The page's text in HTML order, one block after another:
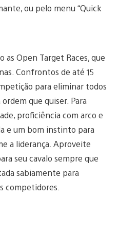
ou pelo menu “Quick
as Open Target Races, que
Confrontos de até 15
para eliminar todos
que quiser. Para
proficiência com arco e
e um bom instinto para
a liderança. Aproveite
seu cavalo sempre que
sabiamente para
competidores.